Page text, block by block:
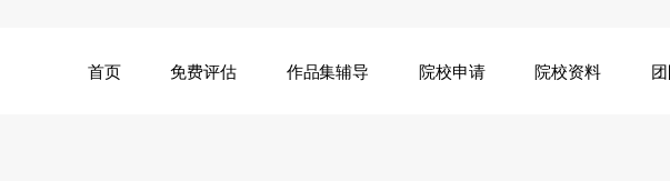
首页 免费评估 作品集辅导 院校申请 院校资料